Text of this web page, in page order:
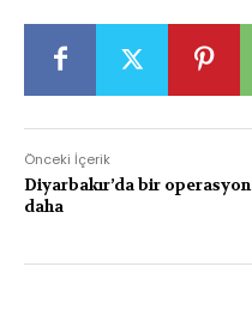
Önceki İçerik
Diyarbakır’da bir operasyon
daha